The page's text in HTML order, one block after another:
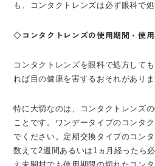
も、コンタクトレンズは必ず眼科で
◇コンタクトレンズの使用期間・使
コンタクトレンズを眼科で処方して
れば目の健康を害するおそれがありま
特に大切なのは、コンタクトレンズ
ことです。ワンデータイプのコンタ
でください。定期交換タイプのコン
数えて2週間あるいは1ヵ月経ったら